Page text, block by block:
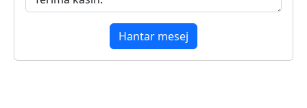
Hantar mesej